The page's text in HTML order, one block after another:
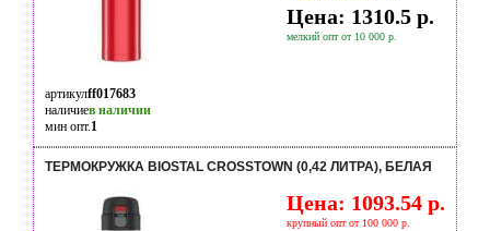
Цена: 1310.5 р.
мелкий опт от 10 000 р.
артикулff017683
наличиев наличии
мин опт.1
ТЕРМОКРУЖКА BIOSTAL CROSSTOWN (0,42 ЛИТРА), БЕЛАЯ
Цена: 1093.54 р.
крупный опт от 100 000 р.